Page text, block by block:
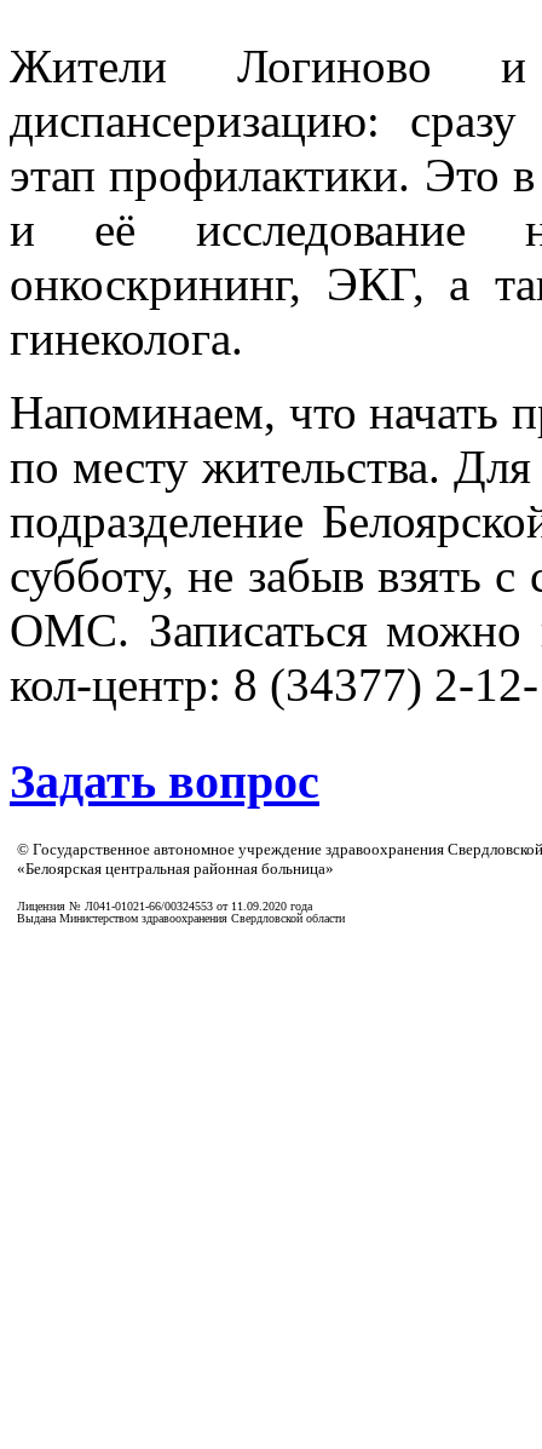
Жители Логиново
диспансеризацию:
этап профилактики. Это
и её исследование
онкоскрининг, ЭКГ, а
гинеколога.
Напоминаем, что начать
по месту жительства.
подразделение
субботу, не забыв взять
ОМС. Записаться можно
кол-центр: 8 (34377) 2-
Задать вопрос
© Государственное автономное учреждение здравоохранения
«Белоярская центральная районная больница»
Лицензия № Л041-01021-66/00324553 от 11.09.2020 года
Выдана Министерством здравоохранения Свердловской области